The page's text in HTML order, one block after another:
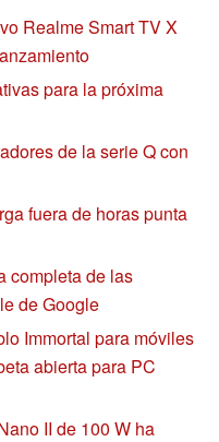
Realme Smart TV X
para la próxima
de la serie Q con
fuera de horas punta
completa de las
de Google
Immortal para móviles
abierta para PC
II de 100 W ha